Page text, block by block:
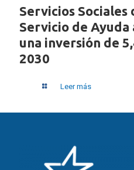
Servicios Sociales
Servicio de Ayuda
una inversión de
2030
Leer más